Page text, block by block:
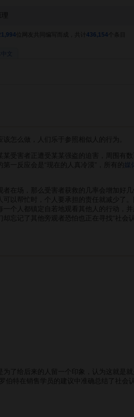
位网友共同编写而成，共计 436,154 个条目
怎么做，人们乐于参照相似人的行为。
某受害者正遭受某某强盗的迫害，周围有
第一反应会是“现在的人真冷漠”，所有的 媒
场，那么受害者获救的几率会增加好几
以帮忙时，个人要承担的责任就减少了
个人都镇定自若地观看其他人的行动，
忘记了其他旁观者恐怕也正在寻找“社会
给后来的人留一个印象，认为这就是就
伯特在销售学员的建议中准确总结了社